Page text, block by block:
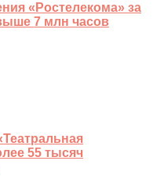
«Ростелекома» за
7 млн часов
55 тысяч